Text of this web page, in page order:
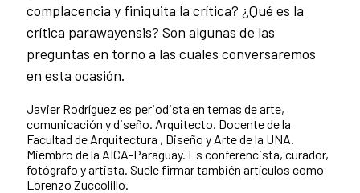
complacencia y finiquita la crítica? ¿Qué es la
crítica parawayensis? Son algunas de las
preguntas en torno a las cuales conversaremos
en esta ocasión.
Javier Rodríguez es periodista en temas de arte,
comunicación y diseño. Arquitecto. Docente de la
Facultad de Arquitectura , Diseño y Arte de la UNA.
Miembro de la AICA-Paraguay. Es conferencista, curador,
fotógrafo y artista. Suele firmar también artículos como
Lorenzo Zuccolillo.